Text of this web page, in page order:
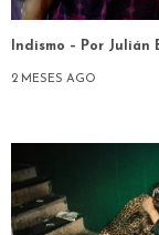
Indismo – Por Julián
2 MESES AGO